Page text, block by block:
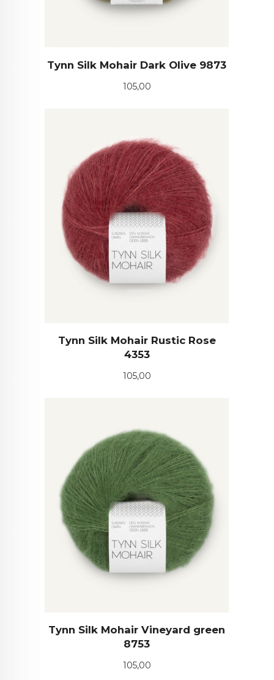
Tynn Silk Mohair Dark Olive 9873
Pris
105,00
Tynn Silk Mohair Rustic Rose
4353
Pris
105,00
Tynn Silk Mohair Vineyard green
8753
Pris
105,00